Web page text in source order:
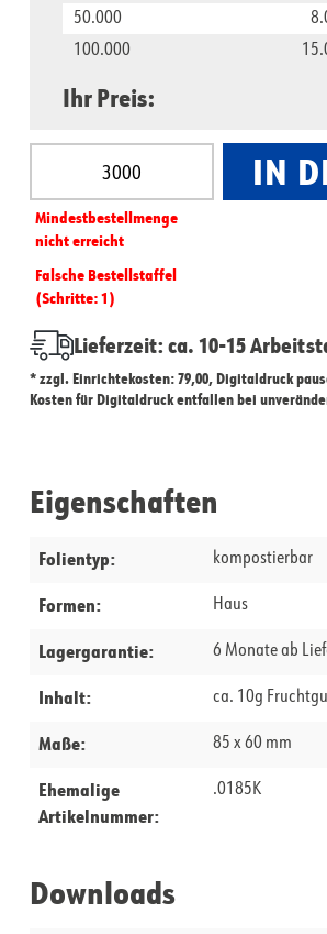
50.000
100.000
Ihr Preis:
Produkt Anzahl: Gib den
Mindest­­bestell­­menge
nicht erreicht
Falsche Bestellstaffel
(Schritte: 1)
IN
Lieferzeit: ca. 10-15
* zzgl. Einrichtekosten: 79,00, Digitaldruck
Kosten für Digitaldruck entfallen bei
Eigenschaften
Folientyp: kompostierbar
Formen: Haus
Lagergarantie: 6 Monate ab
Inhalt: ca. 10g
Maße: 85 x 60 mm
Ehemalige
Artikelnummer:
.0185K
Downloads